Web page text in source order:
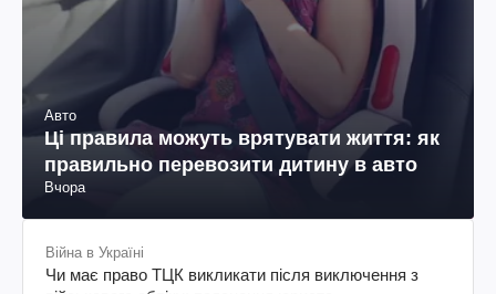
Авто
Ці правила можуть врятувати життя: як
правильно перевозити дитину в авто
Вчора
Війна в Україні
Чи має право ТЦК викликати після виключення з